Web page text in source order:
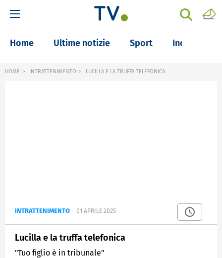
Home Ultime notizie Sport Inchieste
HOME INTRATTENIMENTO LUCILLA E LA TRUFFA TELEFONICA
INTRATTENIMENTO 01 APRILE 2025
Lucilla e la truffa telefonica
"Tuo figlio è in tribunale"